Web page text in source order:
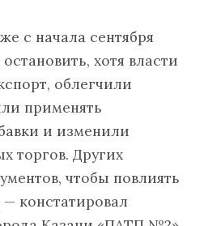
с начала сентября
хотя власти
облегчили
применять
и изменили
торгов. Других
чтобы повлиять
констатировал